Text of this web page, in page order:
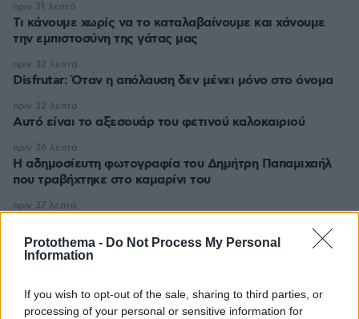
Protothema - Do Not Process My Personal
Information
If you wish to opt-out of the sale, sharing to third parties, or
processing of your personal or sensitive information for
Τι κάνουμε χωρίς να το καταλαβαίνουμε και χάνουμε
την εμπιστοσύνη της γάτας μας
πριν 31 λεπτά
Disfrutar: Όταν η απόλαυση δεν μένει μόνο στο όνομα
πριν 32 λεπτά
Αυτό είναι το αξεσουάρ του φετινού καλοκαιριού
πριν 32 λεπτά
Η αδημοσίευτη φωτογραφία του Δημήτρη Παπαμιχαήλ
που τραβήχτηκε στο καμαρίνι του
πριν 36 λεπτά
Αθηνών-Σουνίου, πώς έγινε η σφοδρή σύγκρουση με
αυτοκίνητο τουριστών
πριν 37 λεπτά
ΔΕΙΤΕ ΟΛΕΣ ΤΙΣ ΕΙΔΗΣΕΙΣ